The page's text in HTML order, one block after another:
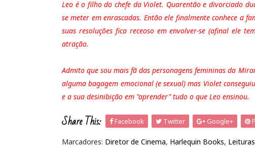
Leo é o filho do chefe da Violet. Quarentão e divorciado
se meter em enrascadas. Então ele finalmente conhece a
suas resoluções fica receoso em envolver-se (afinal ele
atração.
Admito que sou mais fã das personagens femininas da
alguma bagagem emocional (e sexual) mas Violet
e a sua desinibição em "aprender" tudo o que Leo ensinou.
Share This: Facebook Twitter Google+
Marcadores: Diretor de Cinema, Harlequin Books,